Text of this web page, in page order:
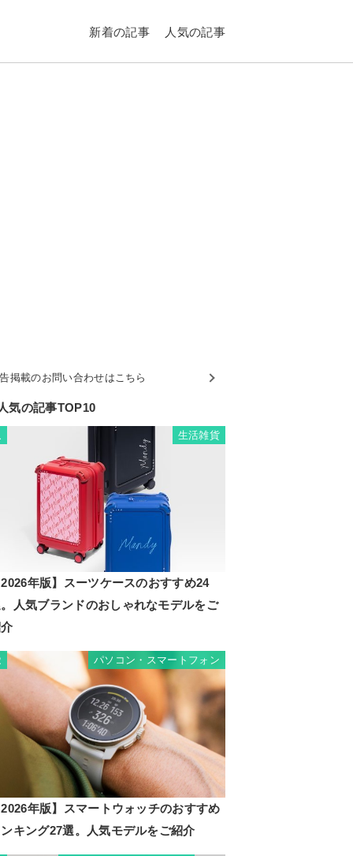
新着の記事 人気の記事
掲載のお問い合わせはこちら
気の記事TOP10
生活雑貨
年版】スーツケースのおすすめ24
人気ブランドのおしゃれなモデルをご
パソコン・スマートフォン
年版】スマートウォッチのおすすめ
キング27選。人気モデルをご紹介